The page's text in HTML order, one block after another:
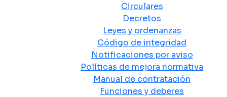
Circulares
Decretos
Leyes y ordenanzas
Código de integridad
Notificaciones por aviso
Políticas de mejora normativa
Manual de contratación
Funciones y deberes